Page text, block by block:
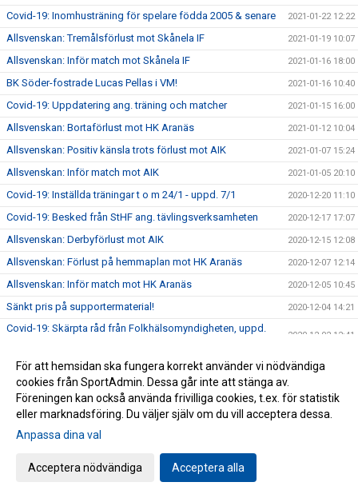
Covid-19: Inomhusträning för spelare födda 2005 & senare 2021-01-22 12:22
Allsvenskan: Tremålsförlust mot Skånela IF 2021-01-19 10:07
Allsvenskan: Inför match mot Skånela IF 2021-01-16 18:00
BK Söder-fostrade Lucas Pellas i VM! 2021-01-16 10:40
Covid-19: Uppdatering ang. träning och matcher 2021-01-15 16:00
Allsvenskan: Bortaförlust mot HK Aranäs 2021-01-12 10:04
Allsvenskan: Positiv känsla trots förlust mot AIK 2021-01-07 15:24
Allsvenskan: Inför match mot AIK 2021-01-05 20:10
Covid-19: Inställda träningar t o m 24/1 - uppd. 7/1 2020-12-20 11:10
Covid-19: Besked från StHF ang. tävlingsverksamheten 2020-12-17 17:07
Allsvenskan: Derbyförlust mot AIK 2020-12-15 12:08
Allsvenskan: Förlust på hemmaplan mot HK Aranäs 2020-12-07 12:14
Allsvenskan: Inför match mot HK Aranäs 2020-12-05 10:45
Sänkt pris på supportermaterial! 2020-12-04 14:21
Covid-19: Skärpta råd från Folkhälsomyndigheten, uppd.
2020-12-02 12:41
Allsvenskan: Bortaförlust mot Kärra HF 2020-11-19 12:53
Covid-19: Seriespel pausas fram till jul - uppd. 18/11 kl
14:36
2020-11-18 12:11
Unik satsning på våra ungdomsledare 2020-11-13 12:43
Allsvenskan: Förlust i bortamötet med Eskilstuna Guif IF
Allsvenskan: Tung bortaförlust mot Tyresö
För att hemsidan ska fungera korrekt använder vi nödvändiga
cookies från SportAdmin. Dessa går inte att stänga av.
Föreningen kan också använda frivilliga cookies, t.ex. för statistik
eller marknadsföring. Du väljer själv om du vill acceptera dessa.
Anpassa dina val
Acceptera nödvändiga Acceptera alla